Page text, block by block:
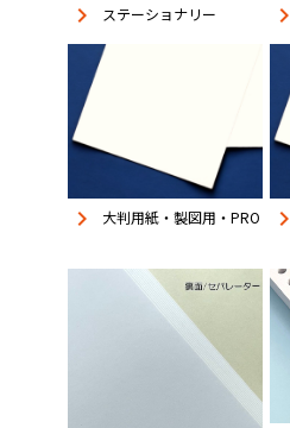
keyboard_arrow_right ステーショナリー keyboard_arrow_right
keyboard_arrow_right 大判用紙・製図用・PRO keyboard_arrow_right